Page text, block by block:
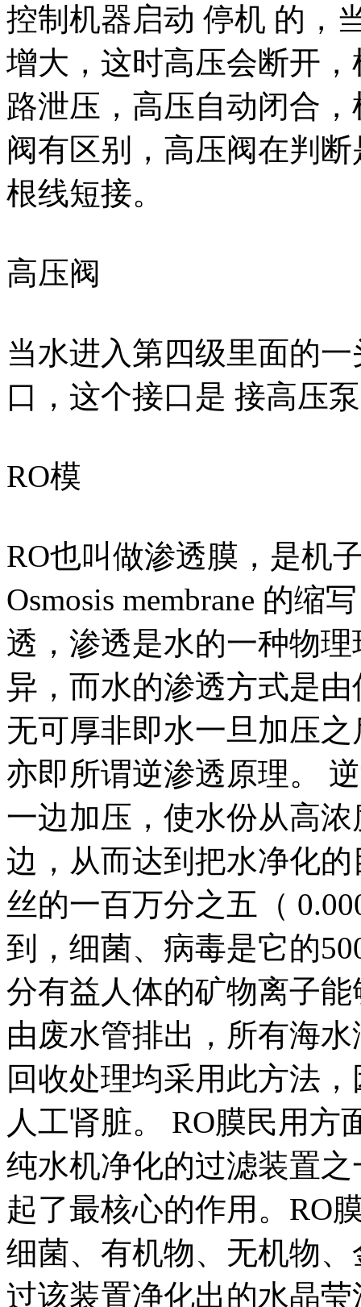
控制机器启动 停机 的，
增大，这时高压会断开
路泄压，高压自动闭合
阀有区别，高压阀在判
根线短接。
高压阀
当水进入第四级里面的
口，这个接口是 接高压
RO模
RO也叫做渗透膜，是机
Osmosis membrane 的缩
透，渗透是水的一种物
异，而水的渗透方式是
无可厚非即水一旦加压
亦即所谓逆渗透原理。
一边加压，使水份从高
边，从而达到把水净化
丝的一百万分之五（
到，细菌、病毒是它的
分有益人体的矿物离子
由废水管排出，所有海
回收处理均采用此方法
人工肾脏。 RO膜民用方
纯水机净化的过滤装置
起了最核心的作用。RO
细菌、有机物、无机物
过该装置净化出的水晶